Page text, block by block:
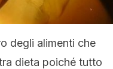
degli alimenti che
dieta poiché tutto